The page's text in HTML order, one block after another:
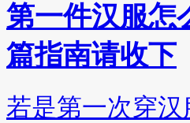
第一件汉服怎
篇指南请收下
若是第一次穿